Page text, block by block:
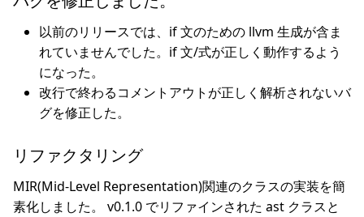
以前のリリースでは、if 文のための llvm 生成が含ま
れていませんでした。if 文/式が正しく動作するよう
になった。
改行で終わるコメントアウトが正しく解析されないバ
グを修正した。
リファクタリング
MIR(Mid-Level Representation)関連のクラスの実装を簡
素化しました。 v0.1.0 でリファインされた ast クラスと